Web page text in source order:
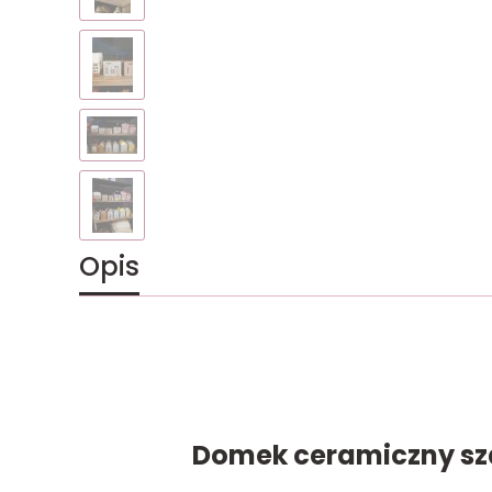
Opis
Domek ceramiczny